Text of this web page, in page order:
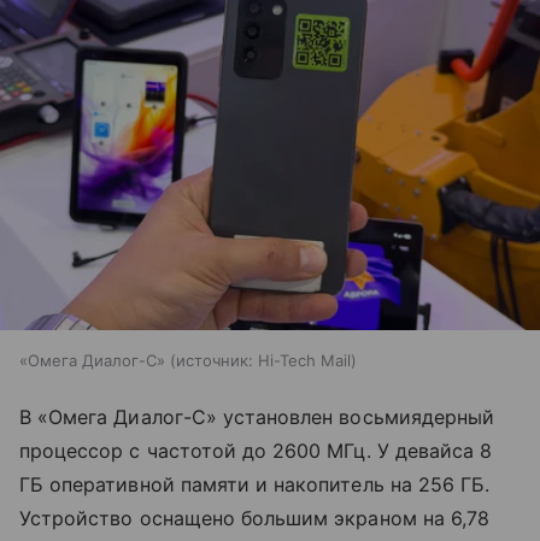
«Омега Диалог-С» источник: Hi-Tech Mail
В «Омега Диалог-С» установлен восьмиядерный
процессор с частотой до 2600 МГц. У девайса 8
ГБ оперативной памяти и накопитель на 256 ГБ.
Устройство оснащено большим экраном на 6,78